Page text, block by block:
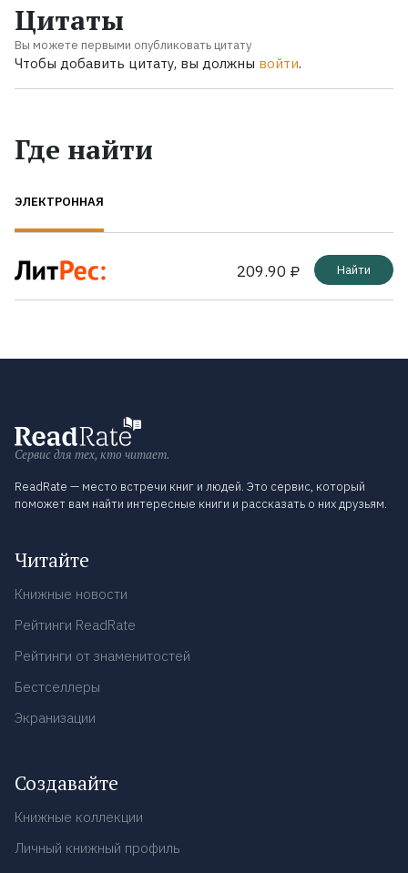
Цитаты
Вы можете первыми опубликовать цитату
Чтобы добавить цитату, вы должны войти.
Где найти
ЭЛЕКТРОННАЯ
209.90 ₽ Найти
Сервис для тех, кто читает.
ReadRate — место встречи книг и людей. Это сервис, который
поможет вам найти интересные книги и рассказать о них друзьям.
Читайте
Книжные новости
Рейтинги ReadRate
Рейтинги от знаменитостей
Бестселлеры
Экранизации
Создавайте
Книжные коллекции
Личный книжный профиль